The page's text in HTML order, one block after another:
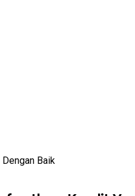
Baik